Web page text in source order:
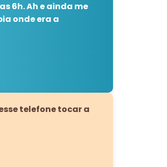
6h. Ah e ainda me
onde era a
telefone tocar a